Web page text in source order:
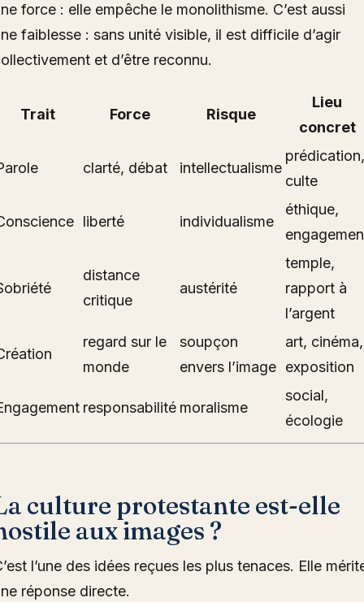
force : elle empêche le monolithisme. C’est aussi
faiblesse : sans unité visible, il est difficile d’agir
et d’être reconnu.
Trait Force Risque
Lieu
concret
clarté, débat intellectualisme
prédication,
culte
liberté individualisme
éthique,
distance
critique
austérité
temple,
rapport à
l’argent
regard sur le
monde
soupçon
envers l’image
art, cinéma,
exposition
responsabilité moralisme
social,
écologie
culture protestante est-elle
aux images ?
l’une des idées reçues les plus tenaces. Elle
réponse directe.